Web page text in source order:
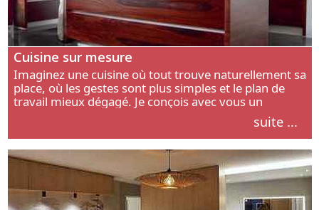
Cuisine sur mesure
Imaginez une cuisine où tout trouve naturellement sa
place, où les gestes sont plus simples et le plan de
travail mieux dégagé. Je conçois avec vous un
aménagement adapté à votre manière de cuisiner, de
suite ...